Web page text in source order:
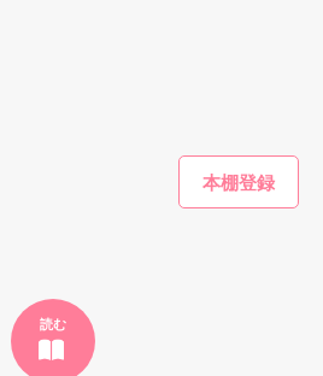
読む
かんたん検索の条件を変える